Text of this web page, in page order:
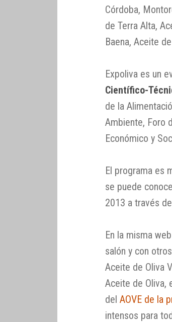
Córdoba,
de Terra Alta,
Baena, Aceite
Expoliva es un
Científico-
de la
Ambiente, Foro
Económico y
El programa es
se puede
2013 a través
En la misma
salón y con
Aceite de Oliva
Aceite de Oliva,
delAOVE de la
intensos para